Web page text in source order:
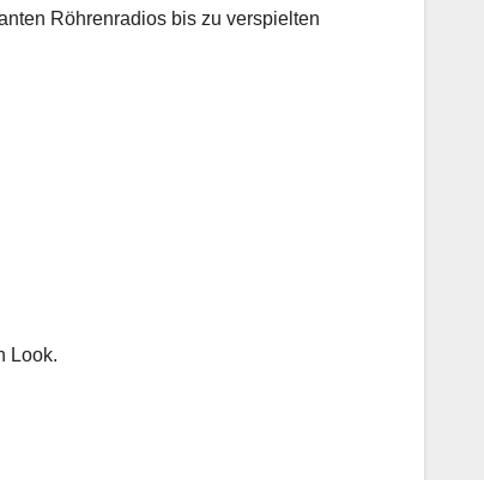
Röhrenradios bis zu verspielten
Look.